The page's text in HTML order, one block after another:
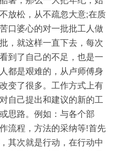
放松，从不疏忽大意;在质
口婆心的对一批批工人做
，就这样一直下去，每次
到了自己的不足，也是一
都是艰难的，从卢师傅身
变了很多。工作方式上有
自己提出和建议的新的工
思路。例如：与各个部
流程，方法的采纳等!首先
其次就是行动，在行动中